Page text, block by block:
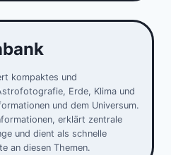
kompaktes und
Erde, Klima und
und dem Universum.
erklärt zentrale
und dient als schnelle
an diesen Themen.